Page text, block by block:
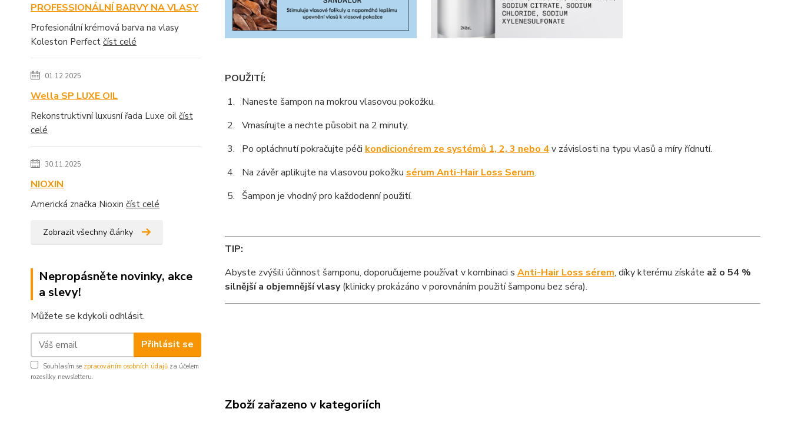
PROFESSIONÁLNÍ BARVY NA VLASY
Profesionální krémová barva na vlasy
Koleston Perfect číst celé
01.12.2025
Wella SP LUXE OIL
Rekonstruktivní luxusní řada Luxe oil číst
celé
30.11.2025
NIOXIN
Americká značka Nioxin číst celé
Zobrazit všechny články
Nepropásněte novinky, akce
a slevy!
Můžete se kdykoli odhlásit.
Přihlásit se
Souhlasím se zpracováním osobních údajů za účelem
rozesílky newsletteru.
POUŽITÍ:
1. Naneste šampon na mokrou vlasovou pokožku.
2. Vmasírujte a nechte působit na 2 minuty.
3. Po opláchnutí pokračujte péči kondicionérem ze systémů 1, 2, 3 nebo 4v závislosti na typu vlasů a míry řídnutí.
4. Na závěr aplikujte na vlasovou pokožku sérum Anti-Hair Loss Serum.
5. Šampon je vhodný pro každodenní použití.
TIP:
Abyste zvýšili účinnost šamponu, doporučujeme používat v kombinaci s Anti-Hair Loss sérem, díky kterému získáte až o 54 %
silnější a objemnější vlasy(klinicky prokázáno v porovnáním použití šamponu bez séra).
Zboží zařazeno v kategoriích